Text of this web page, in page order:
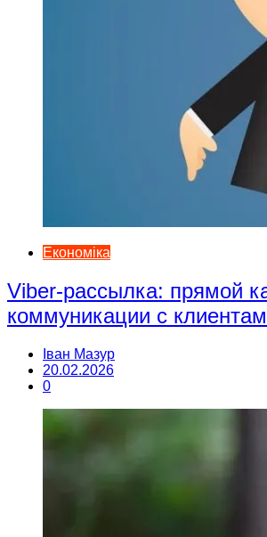
Економіка
Viber-рассылка: прямой
коммуникации с
Іван Мазур
20.02.2026
0